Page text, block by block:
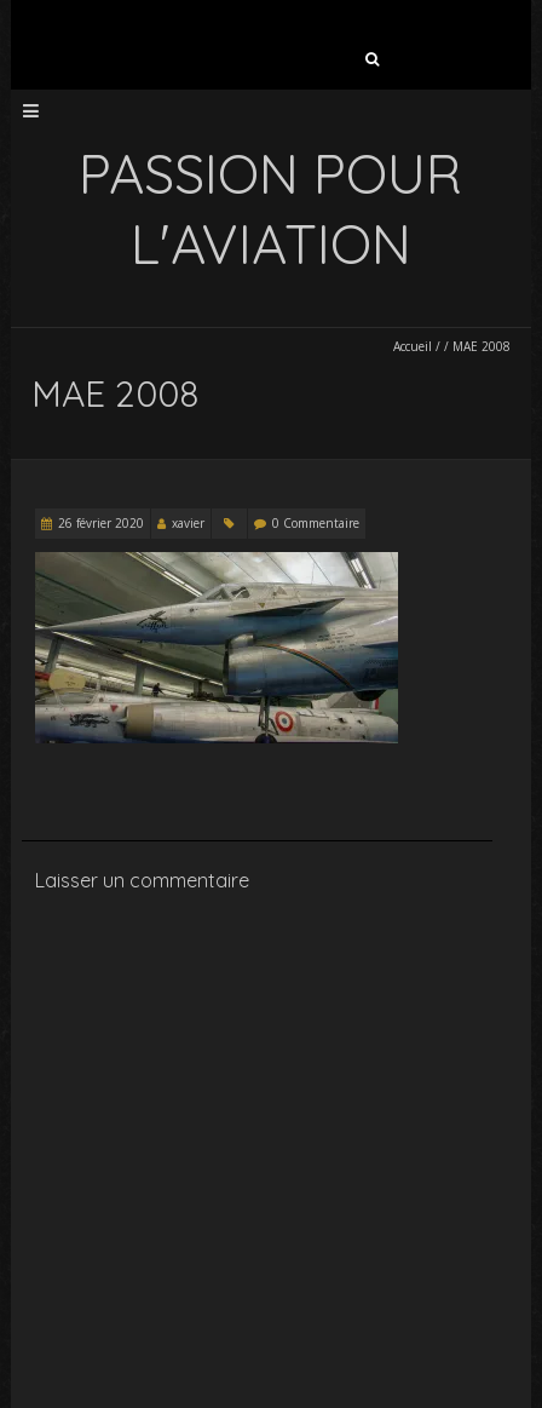
PASSION POUR
L'AVIATION
Accueil / / MAE 2008
MAE 2008
26 février 2020 xavier 0 Commentaire
Laisser un commentaire